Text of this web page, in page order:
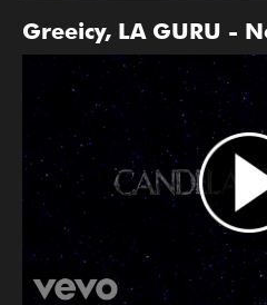
Greeicy, LA GURU -